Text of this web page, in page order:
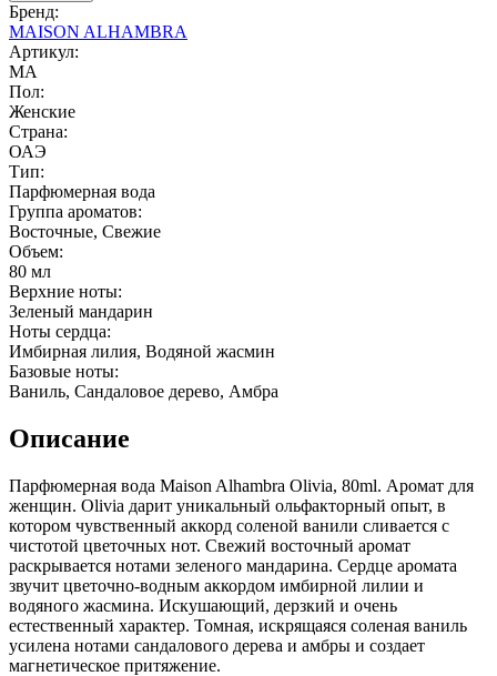
Бренд:
MAISON ALHAMBRA
Артикул:
MA
Пол:
Женские
Страна:
ОАЭ
Тип:
Парфюмерная вода
Группа ароматов:
Восточные, Свежие
Объем:
80 мл
Верхние ноты:
Зеленый мандарин
Ноты сердца:
Имбирная лилия, Водяной жасмин
Базовые ноты:
Ваниль, Сандаловое дерево, Амбра
Описание
Парфюмерная вода Maison Alhambra Olivia, 80ml. Аромат для
женщин. Olivia дарит уникальный ольфакторный опыт, в
котором чувственный аккорд соленой ванили сливается с
чистотой цветочных нот. Свежий восточный аромат
раскрывается нотами зеленого мандарина. Сердце аромата
звучит цветочно-водным аккордом имбирной лилии и
водяного жасмина. Искушающий, дерзкий и очень
естественный характер. Томная, искрящаяся соленая ваниль
усилена нотами сандалового дерева и амбры и создает
магнетическое притяжение.